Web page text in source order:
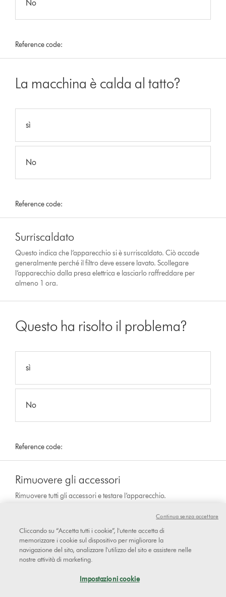
No
Reference code:
La macchina è calda al tatto?
sì
No
Reference code:
Surriscaldato
Questo indica che l’apparecchio si è surriscaldato. Ciò accade
generalmente perché il filtro deve essere lavato. Scollegare
l’apparecchio dalla presa elettrica e lasciarlo raffreddare per
almeno 1 ora.
Questo ha risolto il problema?
sì
No
Reference code:
Rimuovere gli accessori
Rimuovere tutti gli accessori e testare l’apparecchio.
Il fischio è sempre presente anche
dopo aver rimosso tutti gli
Cliccando su “Accetta tutti i cookie”, l'utente accetta di
memorizzare i cookie sul dispositivo per migliorare la
navigazione del sito, analizzare l'utilizzo del sito e assistere nelle
nostre attività di marketing.
Impostazioni cookie
Continua senza accettare